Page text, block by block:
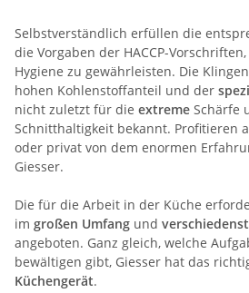
Selbstverständlich erfüllen die
die Vorgaben der HACCP-
Hygiene zu gewährleisten. Die
hohen Kohlenstoffanteil und der
nicht zuletzt für die extreme Schärfe
Schnitthaltigkeit bekannt. Profitieren
oder privat von dem enormen
Giesser.
Die für die Arbeit in der Küche
im großen Umfang und
angeboten. Ganz gleich, welche
bewältigen gibt, Giesser hat das
Küchengerät.